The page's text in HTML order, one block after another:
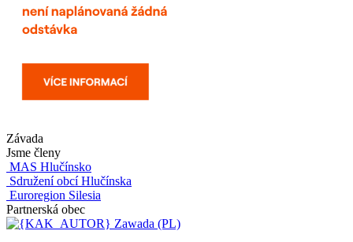
Závada
Jsme členy
MAS Hlučínsko
Sdružení obcí Hlučínska
Euroregion Silesia
Partnerská obec
Zawada (PL)